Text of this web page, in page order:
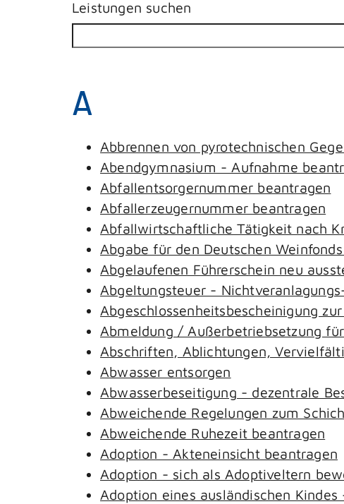
Leistungen suchen
A
Abbrennen von pyrotechnischen
Abendgymnasium - Aufnahme
Abfallentsorgernummer beantragen
Abfallerzeugernummer beantragen
Abfallwirtschaftliche Tätigkeit nach
Abgabe für den Deutschen
Abgelaufenen Führerschein neu
Abgeltungsteuer -
Abgeschlossenheitsbescheinigung
Abmeldung / Außerbetriebsetzung
Abschriften, Ablichtungen,
Abwasser entsorgen
Abwasserbeseitigung - dezentrale
Abweichende Regelungen zum
Abweichende Ruhezeit beantragen
Adoption - Akteneinsicht beantragen
Adoption - sich als Adoptiveltern
Adoption eines ausländischen